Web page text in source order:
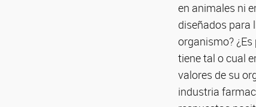
en animales ni
diseñados para
organismo?
tiene tal o cual
valores de su
industria